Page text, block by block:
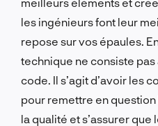
les ingénieurs font leur
repose sur vos épaules.
technique ne consiste
code. Il s’agit d’avoir les
pour remettre en
la qualité et s’assurer que